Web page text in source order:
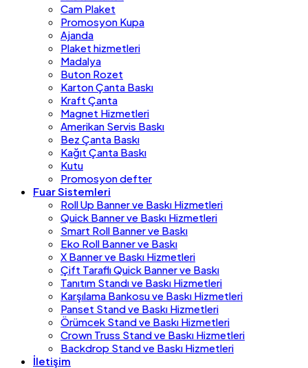
Cam Plaket
Promosyon Kupa
Ajanda
Plaket hizmetleri
Madalya
Buton Rozet
Karton Çanta Baskı
Kraft Çanta
Magnet Hizmetleri
Amerikan Servis Baskı
Bez Çanta Baskı
Kağıt Çanta Baskı
Kutu
Promosyon defter
Fuar Sistemleri
Roll Up Banner ve Baskı Hizmetleri
Quick Banner ve Baskı Hizmetleri
Smart Roll Banner ve Baskı
Eko Roll Banner ve Baskı
X Banner ve Baskı Hizmetleri
Çift Taraflı Quick Banner ve Baskı
Tanıtım Standı ve Baskı Hizmetleri
Karşılama Bankosu ve Baskı Hizmetleri
Panset Stand ve Baskı Hizmetleri
Örümcek Stand ve Baskı Hizmetleri
Crown Truss Stand ve Baskı Hizmetleri
Backdrop Stand ve Baskı Hizmetleri
İletişim